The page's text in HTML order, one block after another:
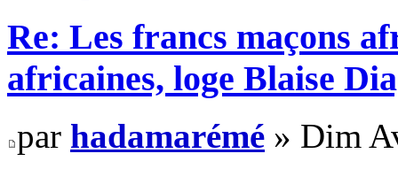
Re: Les francs maçons
africaines, loge Blaise
par hadamarémé » Dim